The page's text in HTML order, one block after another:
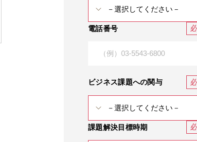
電話番号
ビジネス課題への関与
課題解決目標時期